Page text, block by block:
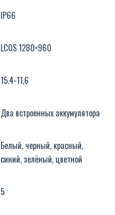
IP66
LCOS 1280×960
15.4-11,6
Два встроенных аккумулятора
Белый, черный, красный,
синий, зелёный, цветной
5